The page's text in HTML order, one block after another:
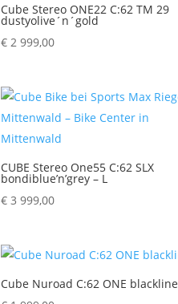
Cube Stereo ONE22 C:62 TM 29
dustyolive´n´gold
€ 2 999,00
CUBE Stereo One55 C:62 SLX
bondiblue’n’grey – L
€ 3 999,00
Cube Nuroad C:62 ONE blackline